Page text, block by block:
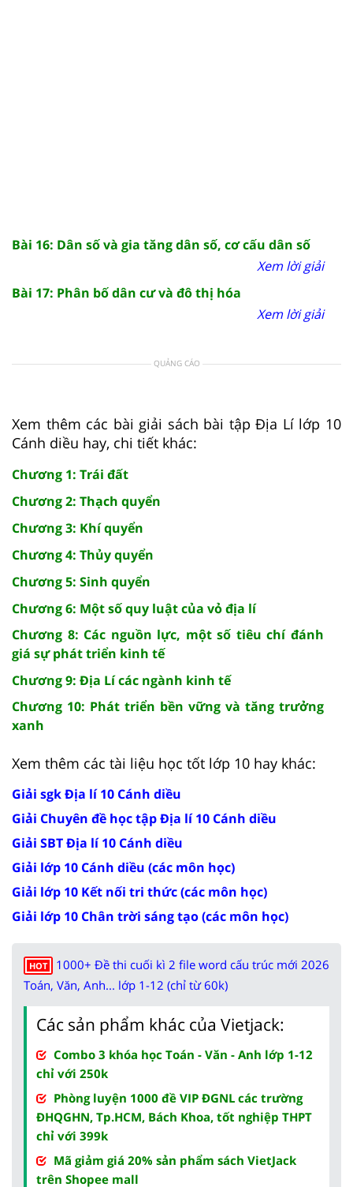
Bài 16: Dân số và gia tăng dân số, cơ cấu dân số
Xem lời giải
Bài 17: Phân bố dân cư và đô thị hóa
Xem lời giải
QUẢNG CÁO
Xem thêm các bài giải sách bài tập Địa Lí lớp 10
Cánh diều hay, chi tiết khác:
Chương 1: Trái đất
Chương 2: Thạch quyển
Chương 3: Khí quyển
Chương 4: Thủy quyển
Chương 5: Sinh quyển
Chương 6: Một số quy luật của vỏ địa lí
Chương 8: Các nguồn lực, một số tiêu chí đánh
giá sự phát triển kinh tế
Chương 9: Địa Lí các ngành kinh tế
Chương 10: Phát triển bền vững và tăng trưởng
xanh
Xem thêm các tài liệu học tốt lớp 10 hay khác:
Giải sgk Địa lí 10 Cánh diều
Giải Chuyên đề học tập Địa lí 10 Cánh diều
Giải SBT Địa lí 10 Cánh diều
Giải lớp 10 Cánh diều (các môn học)
Giải lớp 10 Kết nối tri thức (các môn học)
Giải lớp 10 Chân trời sáng tạo (các môn học)
HOT
1000+ Đề thi cuối kì 2 file word cấu trúc mới 2026
Toán, Văn, Anh... lớp 1-12 (chỉ từ 60k)
Các sản phẩm khác của Vietjack:
Combo 3 khóa học Toán - Văn - Anh lớp 1-12
chỉ với 250k
Phòng luyện 1000 đề VIP ĐGNL các trường
ĐHQGHN, Tp.HCM, Bách Khoa, tốt nghiệp THPT
chỉ với 399k
Mã giảm giá 20% sản phẩm sách VietJack
trên Shopee mall